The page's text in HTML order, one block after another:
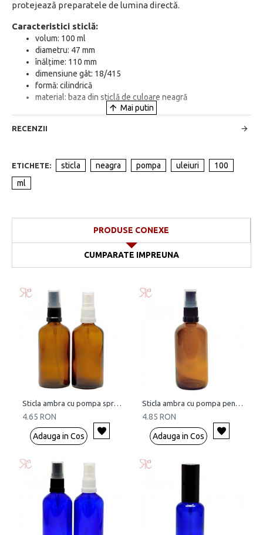
protejează preparatele de lumina directă.
Caracteristici sticlă:
volum: 100 ml
diametru: 47 mm
înălțime: 110 mm
dimensiune gât: 18/415
formă: cilindrică
material: baza din sticlă de culoare neagră
RECENZII
ETICHETE: sticla neagra pompa uleiuri
100
ml
PRODUSE CONEXE
CUMPARATE IMPREUNA
Sticla ambra cu pompa spray, 100 ml
4.65 RON
Adauga in Cos
Sticla ambra cu pompa pentru lotiuni lejere, 100 ml
4.85 RON
Adauga in Cos